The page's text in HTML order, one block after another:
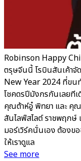
Robinson Happy
ตรุษจีนนี้ โรบินสันเค้า
New Year 2024 ที่ขน
โชคดรปีมังกรกันเลยที
คุณต้าห์อู๋ พิทยา และ คุ
สันไลฟ์สไลต์ ราชพฤก
มอร์เวิร์คนั่นเอง ต้อง
ให้เราดูแล
See more